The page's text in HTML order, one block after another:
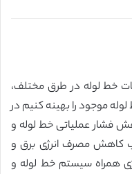
خط لوله در طرق مختلف،
موجود را بهینه کنیم در
فشار عملیاتی خط لوله و
کاهش مصرف انرژی برق و
همراه سیستم خط لوله و